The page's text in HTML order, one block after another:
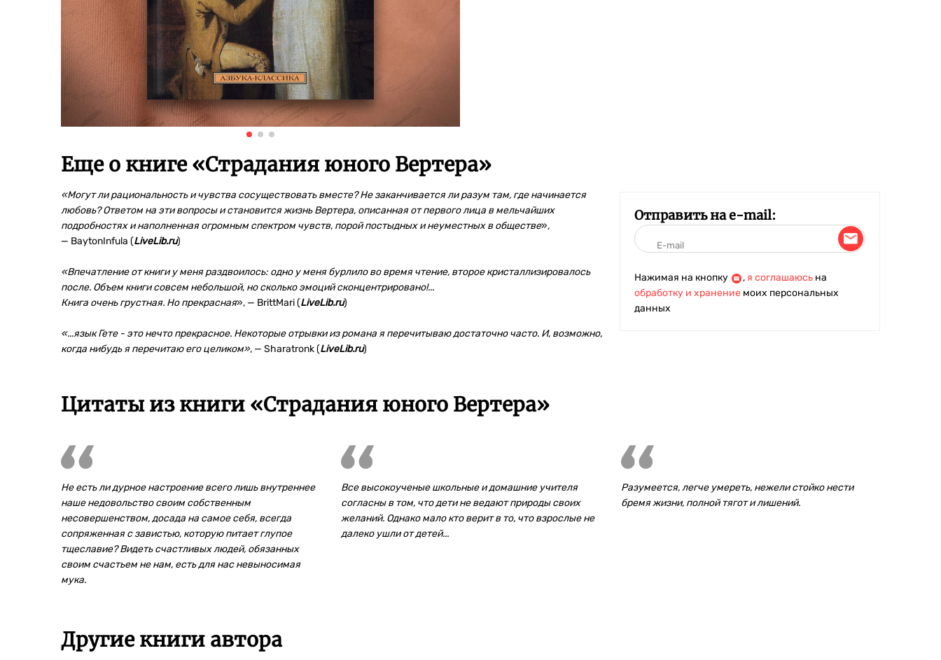
Еще о книге «Страдания юного Вертера»
«Могут ли рациональность и чувства сосуществовать вместе? Не заканчивается ли разум там, где начинается
любовь? Ответом на эти вопросы и становится жизнь Вертера, описанная от первого лица в мельчайших
подробностях и наполненная огромным спектром чувств, порой постыдных и неуместных в обществе»,
— BaytonInfula (LiveLib.ru)
«Впечатление от книги у меня раздвоилось: одно у меня бурлило во время чтение, второе кристаллизировалось
после. Объем книги совсем небольшой, но сколько эмоций сконцентрировано!...
Книга очень грустная. Но прекрасная», — BrittMari (LiveLib.ru)
«...язык Гете - это нечто прекрасное. Некоторые отрывки из романа я перечитываю достаточно часто. И, возможно,
когда нибудь я перечитаю его целиком», — Sharatronk (LiveLib.ru)
Отправить на e-mail:
Нажимая на кнопку , я соглашаюсь на
обработку и хранение моих персональных
данных
Цитаты из книги «Страдания юного Вертера»
Не есть ли дурное настроение всего лишь внутреннее
наше недовольство своим собственным
несовершенством, досада на самое себя, всегда
сопряженная с завистью, которую питает глупое
тщеславие? Видеть счастливых людей, обязанных
своим счастьем не нам, есть для нас невыносимая
мука.
Все высокоученые школьные и домашние учителя
согласны в том, что дети не ведают природы своих
желаний. Однако мало кто верит в то, что взрослые не
далеко ушли от детей...
Разумеется, легче умереть, нежели стойко нести
бремя жизни, полной тягот и лишений.
Другие книги автора